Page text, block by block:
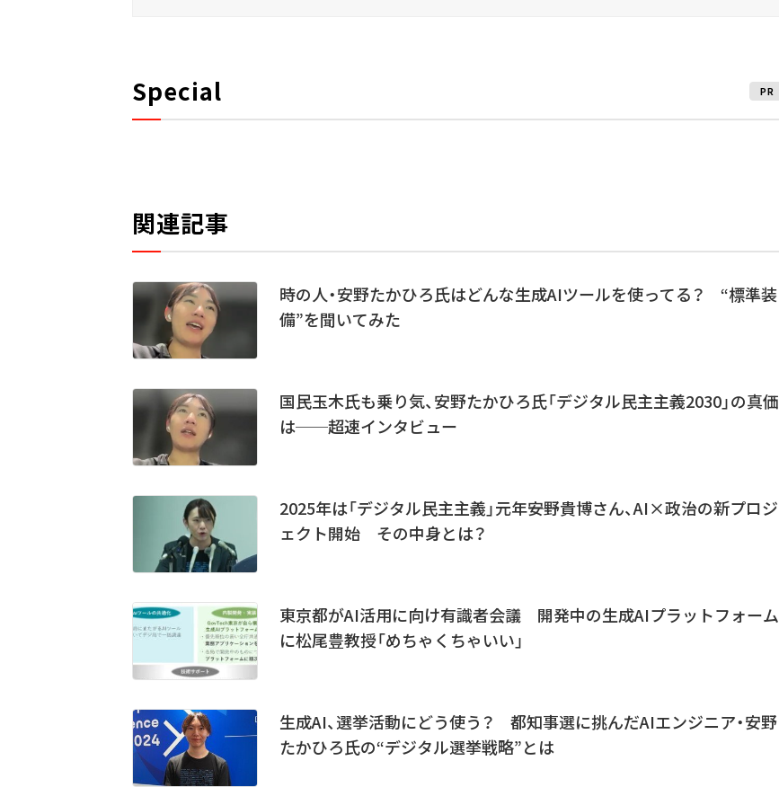
Special PR
関連記事
時の人・安野たかひろ氏はどんな生成AIツールを使ってる？ “標準装
備”を聞いてみた
国民玉木氏も乗り気、安野たかひろ氏「デジタル民主主義2030」の真価
は──超速インタビュー
2025年は「デジタル民主主義」元年――安野貴博さん、AI×政治の新プロジ
ェクト開始 その中身とは？
東京都がAI活用に向け有識者会議 開発中の生成AIプラットフォーム
に松尾豊教授「めちゃくちゃいい」
生成AI、選挙活動にどう使う？ 都知事選に挑んだAIエンジニア・安野
たかひろ氏の“デジタル選挙戦略”とは